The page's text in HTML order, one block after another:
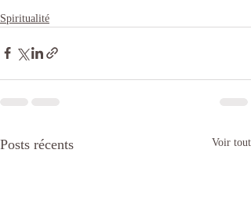
Spiritualité
Posts récents Voir tout